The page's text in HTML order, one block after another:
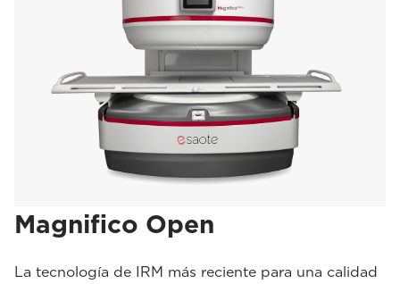
Magnifico Open
La tecnología de IRM más reciente para una calidad